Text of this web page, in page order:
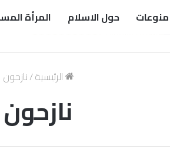
منوعات حول الاسلام المرأة
الرئيسية/نازحون
نازحون